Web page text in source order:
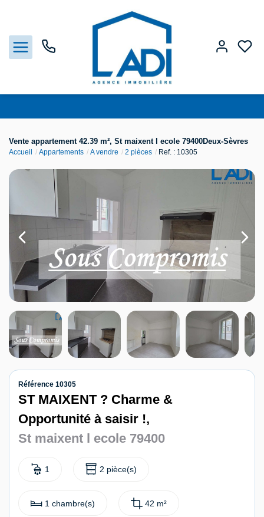
Estimation
Agences
Gestion
Contact
Vente appartement 42.39 m², St maixent l ecole 79400Deux-Sèvres
Accueil Appartements A vendre 2 pièces Ref. : 10305
Référence 10305
ST MAIXENT ? Charme &
Opportunité à saisir !,
St maixent l ecole 79400
1 2 pièce(s)
1 chambre(s) 42 m²